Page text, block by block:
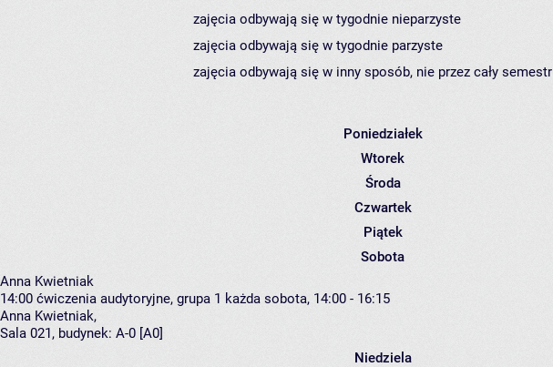
zajęcia odbywają się w tygodnie nieparzyste
zajęcia odbywają się w tygodnie parzyste
zajęcia odbywają się w inny sposób, nie przez cały semestr
Poniedziałek
Wtorek
Środa
Czwartek
Piątek
Sobota
Anna Kwietniak
14:00 ćwiczenia audytoryjne, grupa 1 każda sobota, 14:00 - 16:15
Anna Kwietniak,
Sala 021, budynek: A-0 [A0]
Niedziela